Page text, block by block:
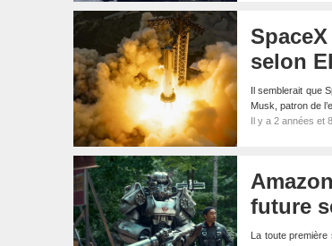
selon
Il semblerait que
Musk, patron de
Il y a 2 années et
future
La toute première